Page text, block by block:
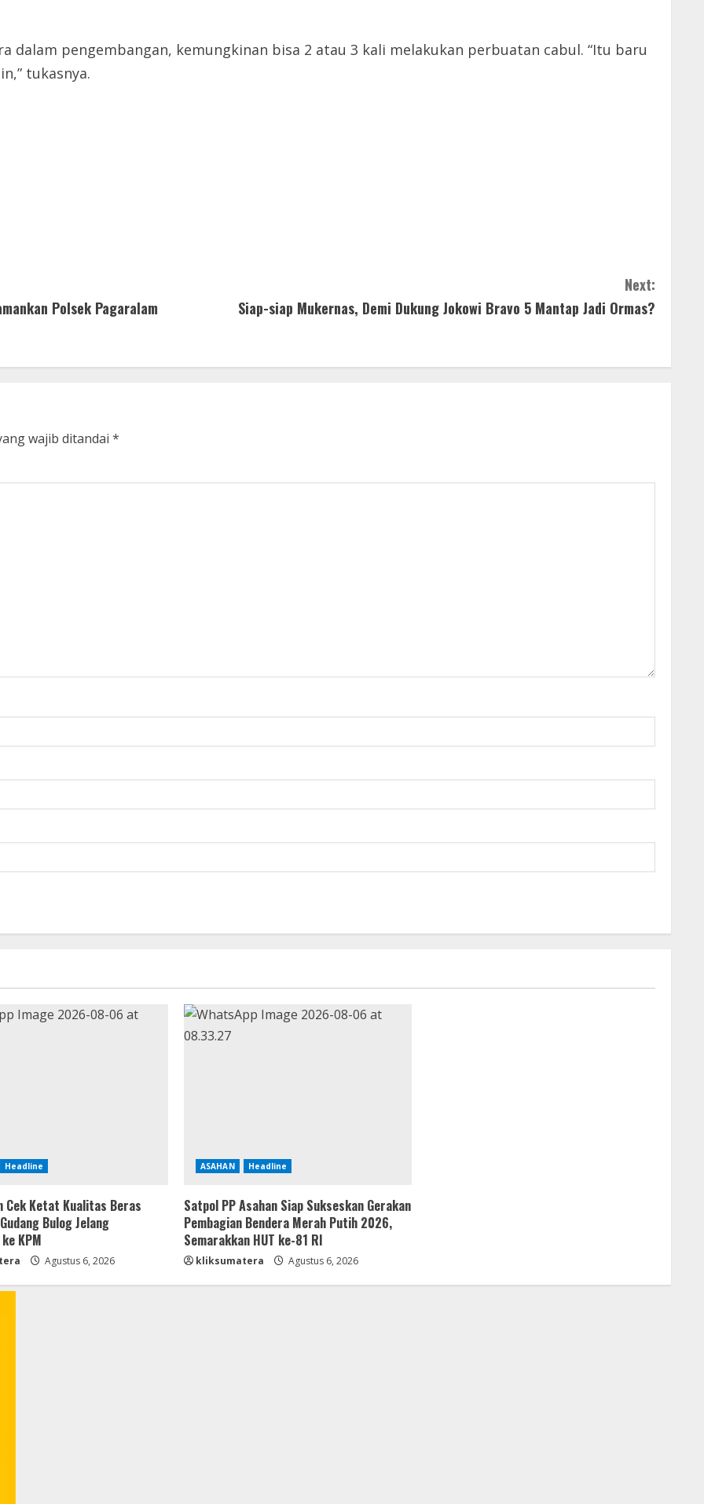
dalam pengembangan, kemungkinan bisa 2 atau 3 kali melakukan perbuatan cabul. “Itu baru
tukasnya.
Polsek Pagaralam
Next:
Siap-siap Mukernas, Demi Dukung Jokowi Bravo 5 Mantap Jadi Ormas?
wajib ditandai *
Headline
Cek Ketat Kualitas Beras
Bulog Jelang
KPM
Agustus 6, 2026
ASAHAN Headline
Satpol PP Asahan Siap Sukseskan Gerakan
Pembagian Bendera Merah Putih 2026,
Semarakkan HUT ke-81 RI
kliksumatera Agustus 6, 2026